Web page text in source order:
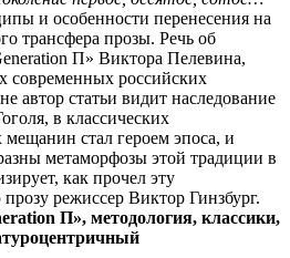
и особенности перенесения на
трансфера прозы. Речь об
П» Виктора Пелевина,
современных российских
автор статьи видит наследование
в классических
стал героем эпоса, и
метаморфозы этой традиции в
как прочел эту
режиссер Виктор Гинзбург.
П», методология, классики,